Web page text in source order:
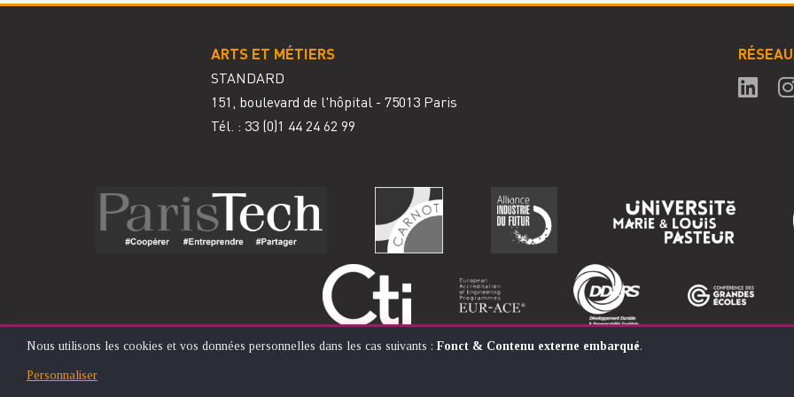
ARTS ET MÉTIERS
STANDARD
151, boulevard de l'hôpital - 75013 Paris
Tél. : 33 (0)1 44 24 62 99
© ÉCOLE NATIONALE SUPÉRIEURE D'ARTS ET MÉTIERS
UTILISATION
Nous utilisons les cookies et vos données personnelles dans les cas suivants : Fonct & Contenu externe embarqué.
Personnaliser